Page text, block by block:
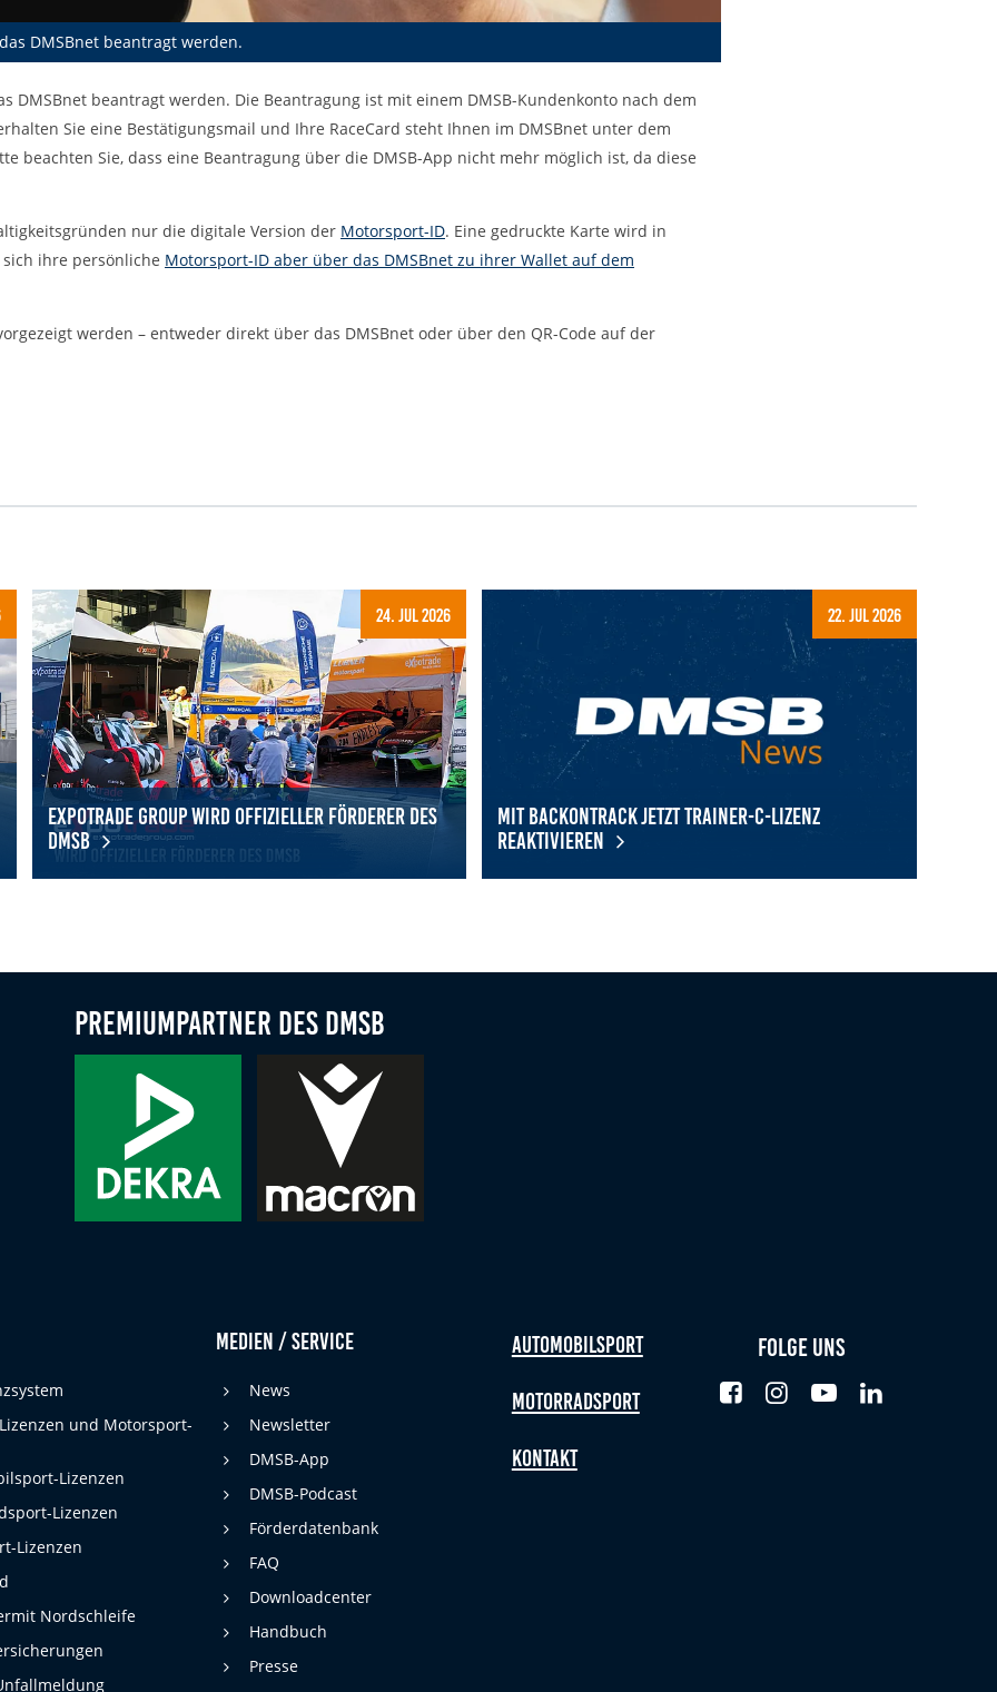
DMSBnet beantragt werden.
DMSBnet beantragt werden. Die Beantragung ist mit einem DMSB-Kundenkonto nach dem
Sie eine Bestätigungsmail und Ihre RaceCard steht Ihnen im DMSBnet unter dem
beachten Sie, dass eine Beantragung über die DMSB-App nicht mehr möglich ist, da diese
nur die digitale Version der Motorsport-ID. Eine gedruckte Karte wird in
ihre persönliche Motorsport-ID aber über das DMSBnet zu ihrer Wallet auf dem
werden – entweder direkt über das DMSBnet oder über den QR-Code auf der
24. Jul 2026
Expotrade Group wird offizieller Förderer des
DMSB
22. Jul 2026
Mit BackOnTrack jetzt Trainer-C-Lizenz
reaktivieren
Premiumpartner des DMSB
und Motorsport-
Lizenzen
Lizenzen
Lizenzen
Nordschleife
Medien / Service
News
Newsletter
DMSB-App
DMSB-Podcast
Förderdatenbank
FAQ
Downloadcenter
Handbuch
Presse
Automobilsport
Motorradsport
Kontakt
Folge uns